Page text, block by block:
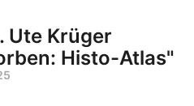
Ute Krüger
Histo-Atlas"